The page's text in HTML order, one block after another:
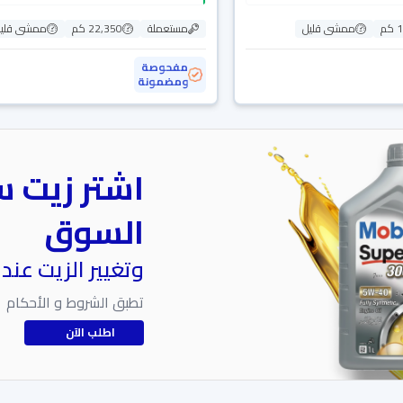
ممشى قليل
مستعملة
22,350 كم
ممشى
مفحوصة
ومضمونة
اشتر زيت
السوق
وتغيير الزيت
تطبق الشروط و الأحكام
اطلب الآن